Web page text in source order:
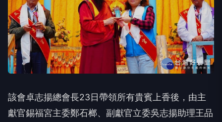
該會卓志揚總會長23日帶領所有貴賓上香後，由主
獻官錫福宮主委鄭石榔、副獻官立委吳志揚助理王品